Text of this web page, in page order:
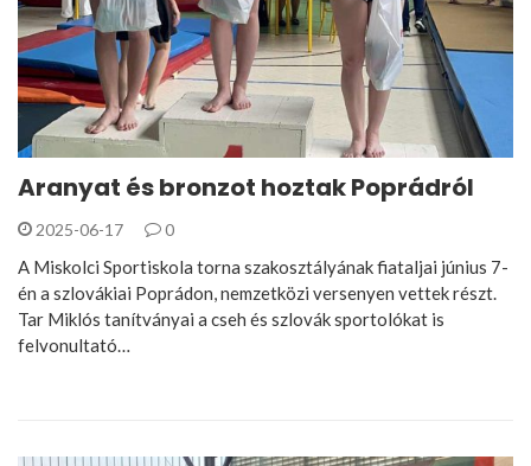
Aranyat és bronzot hoztak Poprádról
2025-06-17 0
A Miskolci Sportiskola torna szakosztályának fiataljai június 7-
én a szlovákiai Poprádon, nemzetközi versenyen vettek részt.
Tar Miklós tanítványai a cseh és szlovák sportolókat is
felvonultató…